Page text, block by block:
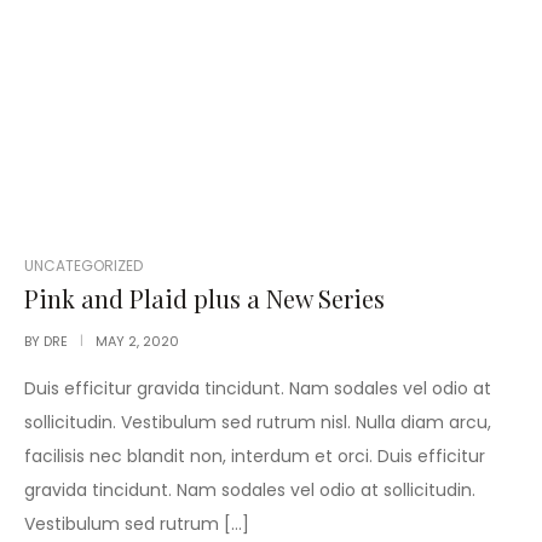
POSTED
IN
UNCATEGORIZED
Pink and Plaid plus a New Series
BY DRE MAY 2, 2020
Duis efficitur gravida tincidunt. Nam sodales vel odio at
sollicitudin. Vestibulum sed rutrum nisl. Nulla diam arcu,
facilisis nec blandit non, interdum et orci. Duis efficitur
gravida tincidunt. Nam sodales vel odio at sollicitudin.
Vestibulum sed rutrum […]